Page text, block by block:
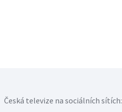
Česká televize na sociálních sítích: